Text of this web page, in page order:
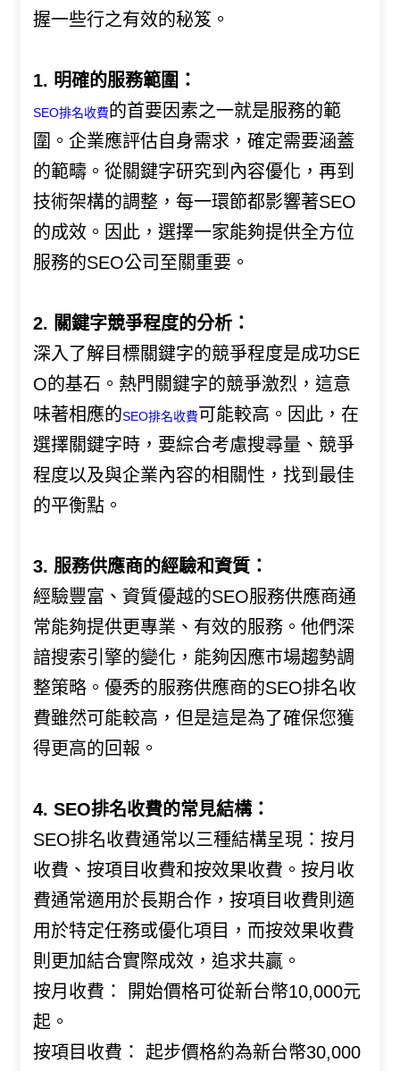
握一些行之有效的秘笈。
1. 明確的服務範圍：
SEO排名收費的首要因素之一就是服務的範
圍。企業應評估自身需求，確定需要涵蓋
的範疇。從關鍵字研究到內容優化，再到
技術架構的調整，每一環節都影響著SEO
的成效。因此，選擇一家能夠提供全方位
服務的SEO公司至關重要。
2. 關鍵字競爭程度的分析：
深入了解目標關鍵字的競爭程度是成功SE
O的基石。熱門關鍵字的競爭激烈，這意
味著相應的SEO排名收費可能較高。因此，在
選擇關鍵字時，要綜合考慮搜尋量、競爭
程度以及與企業內容的相關性，找到最佳
的平衡點。
3. 服務供應商的經驗和資質：
經驗豐富、資質優越的SEO服務供應商通
常能夠提供更專業、有效的服務。他們深
諳搜索引擎的變化，能夠因應市場趨勢調
整策略。優秀的服務供應商的SEO排名收
費雖然可能較高，但是這是為了確保您獲
得更高的回報。
4. SEO排名收費的常見結構：
SEO排名收費通常以三種結構呈現：按月
收費、按項目收費和按效果收費。按月收
費通常適用於長期合作，按項目收費則適
用於特定任務或優化項目，而按效果收費
則更加結合實際成效，追求共贏。
按月收費： 開始價格可從新台幣10,000元
起。
按項目收費： 起步價格約為新台幣30,000